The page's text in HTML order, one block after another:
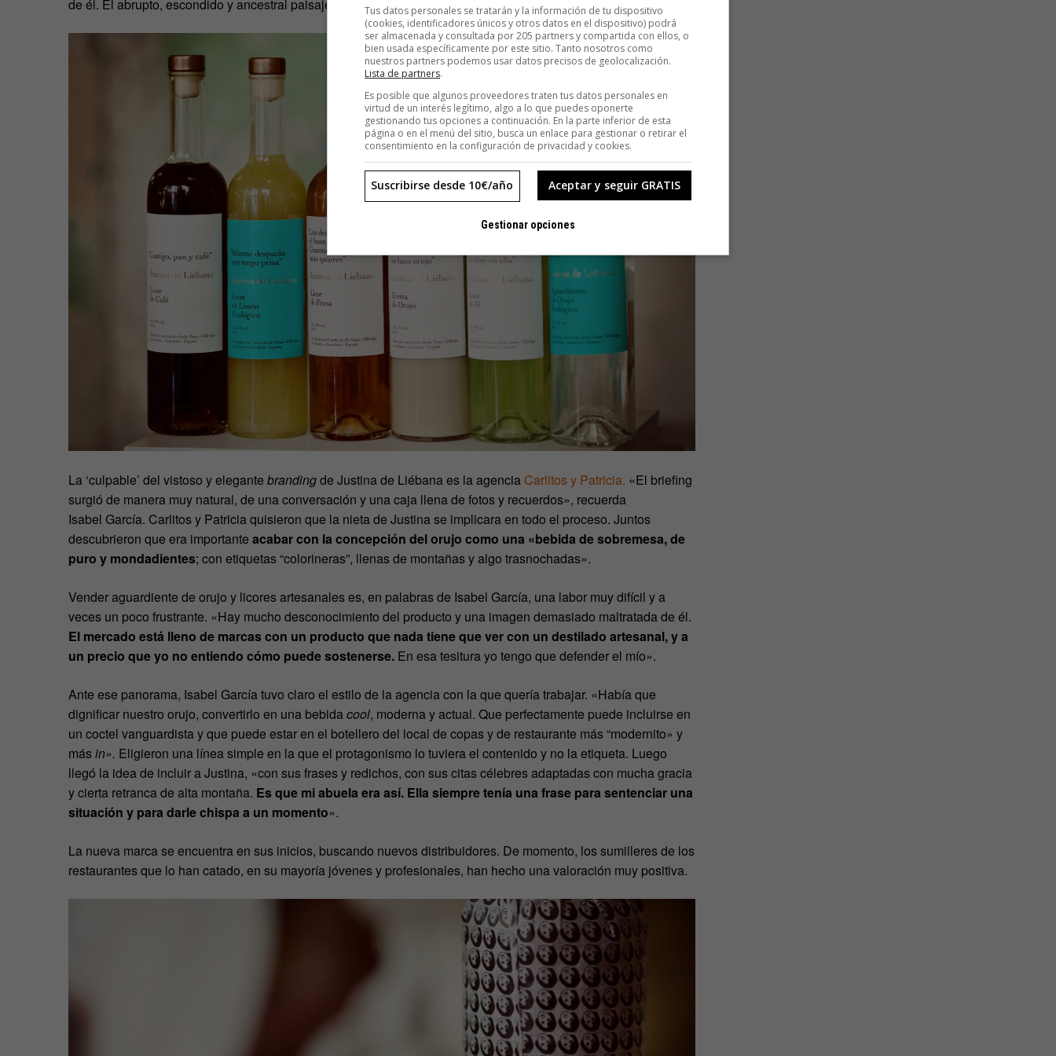
de él. El abrupto, escondido y ancestral paisaje lebaniego».
La ‘culpable’ del vistoso y elegante brandingde Justina de Liébana es la agencia Carlitos y Patricia. «El briefing
surgió de manera muy natural, de una conversación y una caja llena de fotos y recuerdos», recuerda
Isabel García. Carlitos y Patricia quisieron que la nieta de Justina se implicara en todo el proceso. Juntos
descubrieron que era importante acabar con la concepción del orujo como una «bebida de sobremesa, de
puro y mondadientes; con etiquetas “colorineras”, llenas de montañas y algo trasnochadas».
Vender aguardiente de orujo y licores artesanales es, en palabras de Isabel García, una labor muy difícil y a
veces un poco frustrante. «Hay mucho desconocimiento del producto y una imagen demasiado maltratada de él.
El mercado está lleno de marcas con un producto que nada tiene que ver con un destilado artesanal, y a
un precio que yo no entiendo cómo puede sostenerse. En esa tesitura yo tengo que defender el mío».
Ante ese panorama, Isabel García tuvo claro el estilo de la agencia con la que quería trabajar. «Había que
dignificar nuestro orujo, convertirlo en una bebida cool, moderna y actual. Que perfectamente puede incluirse en
un coctel vanguardista y que puede estar en el botellero del local de copas y de restaurante más “modernito» y
másin». Eligieron una línea simple en la que el protagonismo lo tuviera el contenido y no la etiqueta. Luego
llegó la idea de incluir a Justina, «con sus frases y redichos, con sus citas célebres adaptadas con mucha gracia
y cierta retranca de alta montaña. Es que mi abuela era así. Ella siempre tenía una frase para sentenciar una
situación y para darle chispa a un momento».
La nueva marca se encuentra en sus inicios, buscando nuevos distribuidores. De momento, los sumilleres de los
restaurantes que lo han catado, en su mayoría jóvenes y profesionales, han hecho una valoración muy positiva.
Tus datos personales se tratarán y la información de tu dispositivo
(cookies, identificadores únicos y otros datos en el dispositivo) podrá
ser almacenada y consultada por 205 partners y compartida con ellos, o
bien usada específicamente por este sitio. Tanto nosotros como
nuestros partners podemos usar datos precisos de geolocalización.
Lista de partners.
Es posible que algunos proveedores traten tus datos personales en
virtud de un interés legítimo, algo a lo que puedes oponerte
gestionando tus opciones a continuación. En la parte inferior de esta
página o en el menú del sitio, busca un enlace para gestionar o retirar el
consentimiento en la configuración de privacidad y cookies.
Aceptar y seguir GRATIS
Suscribirse desde 10€/año
Gestionar opciones